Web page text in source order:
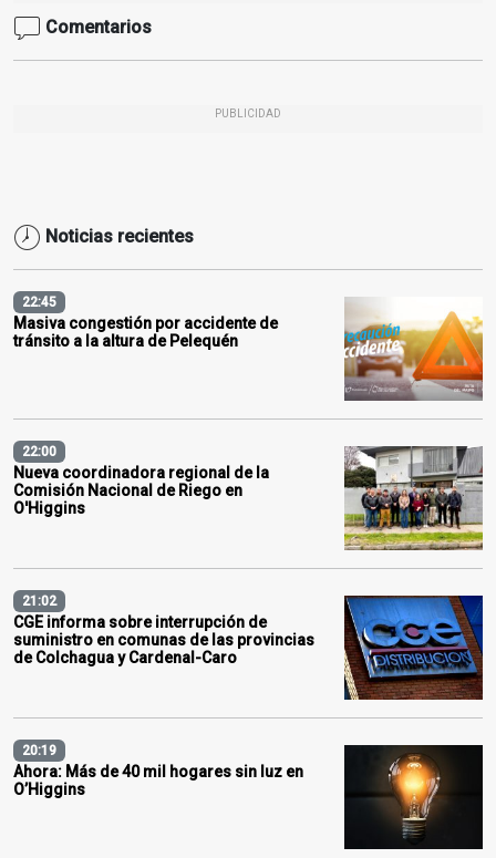
Comentarios
PUBLICIDAD
Noticias recientes
22:45
Masiva congestión por accidente de
tránsito a la altura de Pelequén
22:00
Nueva coordinadora regional de la
Comisión Nacional de Riego en
O'Higgins
21:02
CGE informa sobre interrupción de
suministro en comunas de las provincias
de Colchagua y Cardenal-Caro
20:19
Ahora: Más de 40 mil hogares sin luz en
O’Higgins